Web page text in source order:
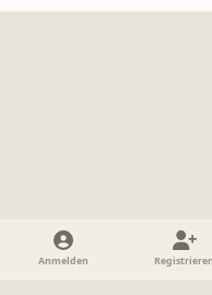
Heller Modus
Dunkler ModusSystemeinstellung
Anmelden Registrieren